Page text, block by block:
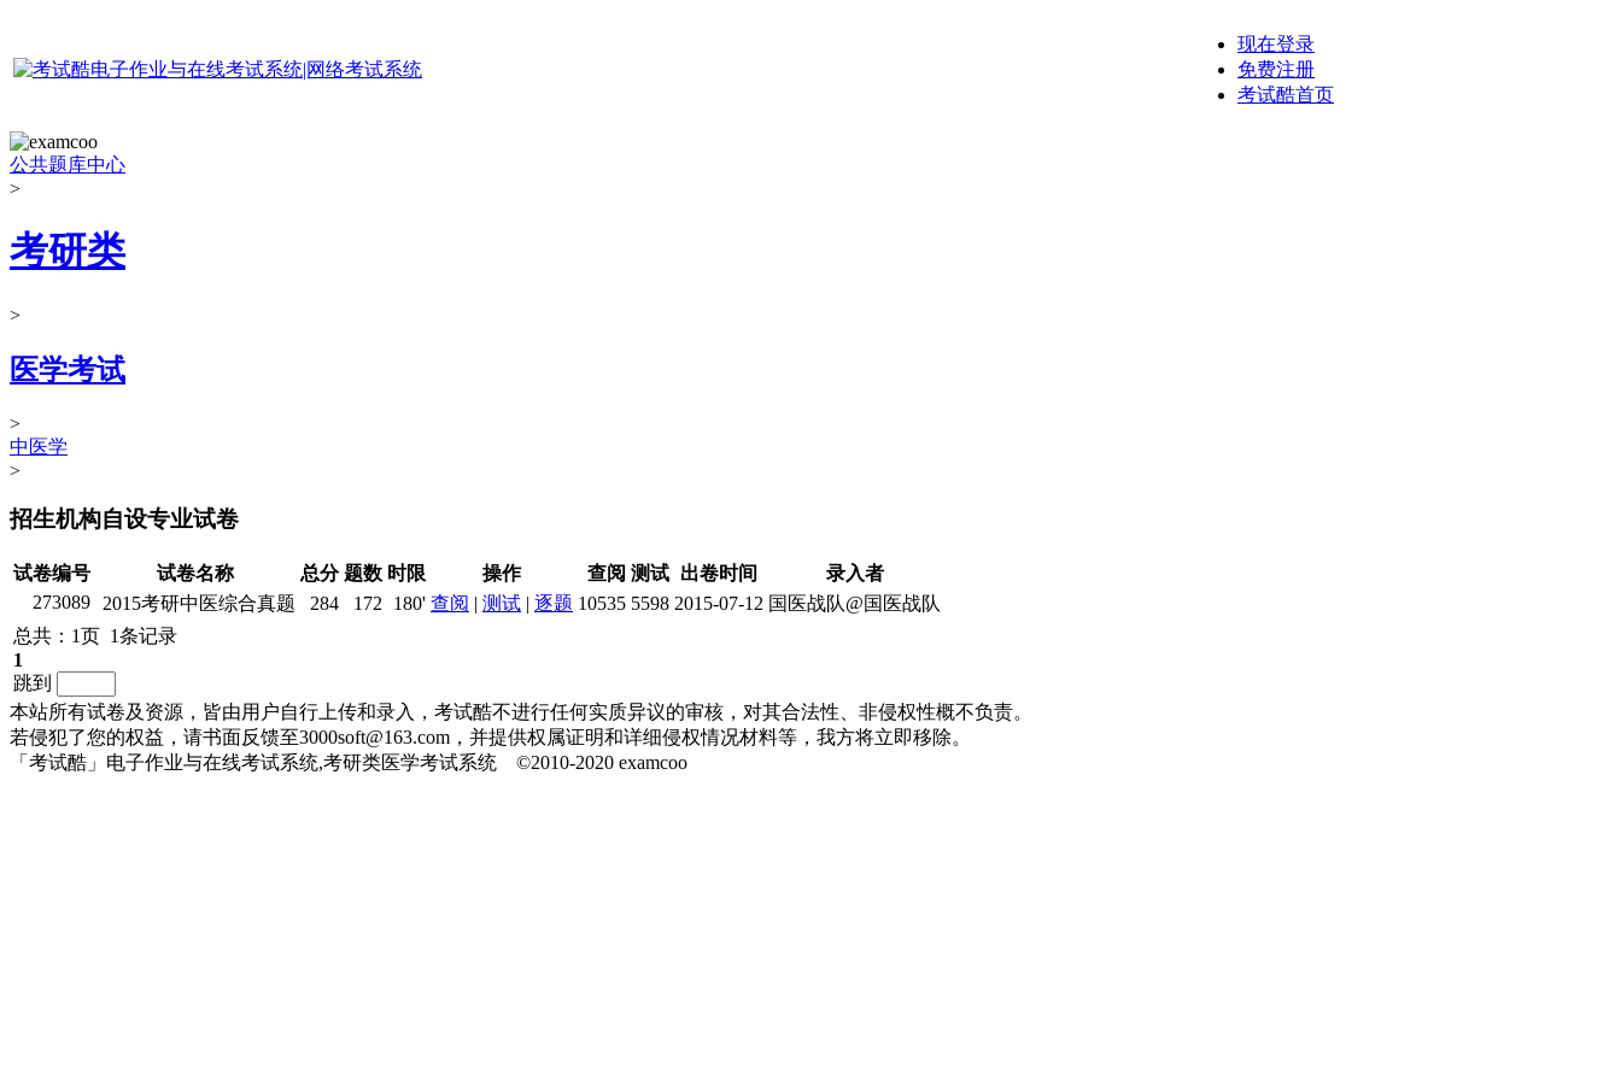
现在登录
免费注册
考试酷首页
公共题库中心
>
考研类
>
医学考试
>
中医学
>
招生机构自设专业试卷
试卷编号 试卷名称 总分 题数 时限 操作 查阅 测试 出卷时间
录入者
273089
2015考研中医综合真题 284 172 180' 查阅 | 测试 | 逐题 10535 5598 2015-07-12 国医战队@国医战队
总共：1页 1条记录
1
跳到
本站所有试卷及资源，皆由用户自行上传和录入，考试酷不进行任何实质异议的审核，对其合法性、非侵权性概不负责。
若侵犯了您的权益，请书面反馈至3000soft@163.com，并提供权属证明和详细侵权情况材料等，我方将立即移除。
「考试酷」电子作业与在线考试系统,考研类医学考试系统 ©2010-2020 examcoo